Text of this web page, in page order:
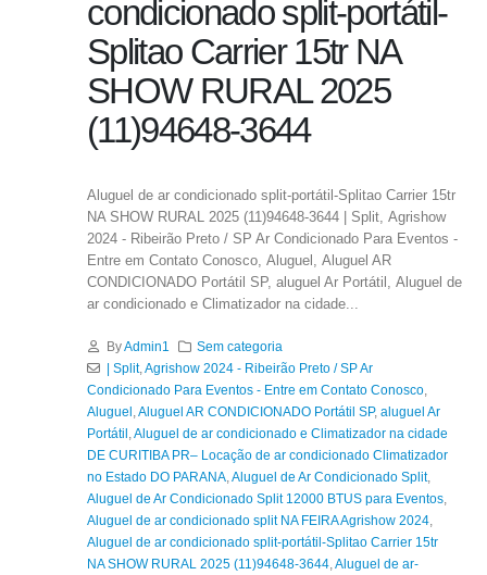
condicionado split-portátil-
Splitao Carrier 15tr NA
SHOW RURAL 2025
(11)94648-3644
Aluguel de ar condicionado split-portátil-Splitao Carrier 15tr
NA SHOW RURAL 2025 (11)94648-3644 | Split, Agrishow
2024 - Ribeirão Preto / SP Ar Condicionado Para Eventos -
Entre em Contato Conosco, Aluguel, Aluguel AR
CONDICIONADO Portátil SP, aluguel Ar Portátil, Aluguel de
ar condicionado e Climatizador na cidade...
By Admin1
Sem categoria
| Split, Agrishow 2024 - Ribeirão Preto / SP Ar
Condicionado Para Eventos - Entre em Contato Conosco
Aluguel Aluguel AR CONDICIONADO Portátil SP, aluguel Ar
Portátil Aluguel de ar condicionado e Climatizador na cidade
DE CURITIBA PR– Locação de ar condicionado Climatizador
no Estado DO PARANA Aluguel de Ar Condicionado Split,
Aluguel de Ar Condicionado Split 12000 BTUS para Eventos
Aluguel de ar condicionado split NA FEIRA Agrishow 2024
Aluguel de ar condicionado split-portátil-Splitao Carrier 15tr
NA SHOW RURAL 2025 (11)94648-3644 Aluguel de ar-